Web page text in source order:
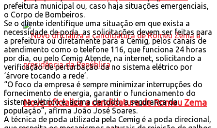
Novo oficializa a candidatura de Romeu Zema
prefeitura municipal ou, caso haja situações emergenciais,
o Corpo de Bombeiros.
Se o cliente identifique uma situação em que exista a
necessidade de poda, as solicitações devem ser feitas para
a prefeitura ou diretamente para a Cemig, pelos canais de
atendimento como o telefone 116, que funciona 24 horas
por dia, ou pelo Cemig Atende, na internet, solicitando a
verificação de perturbação da no sistema elétrico por
‘árvore tocando a rede’.
“O foco da empresa é sempre minimizar interrupções do
fornecimento de energia, garantir o funcionamento do
sistema elétrico e, acima de tudo, a segurança da
população”, afirma João José Soares.
A técnica de poda utilizada pela Cemig é a poda direcional,